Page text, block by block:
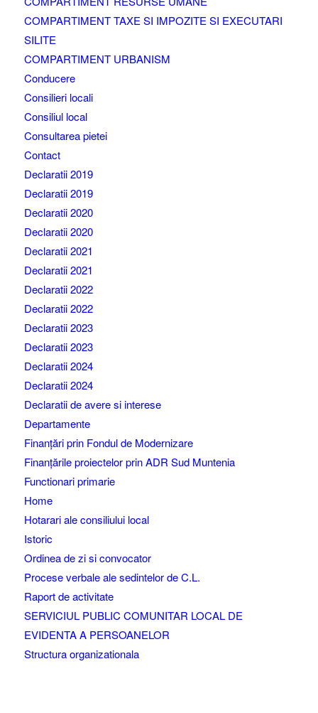
COMPARTIMENT TAXE SI IMPOZITE SI EXECUTARI
SILITE
COMPARTIMENT URBANISM
Conducere
Consilieri locali
Consiliul local
Consultarea pietei
Contact
Declaratii 2019
Declaratii 2019
Declaratii 2020
Declaratii 2020
Declaratii 2021
Declaratii 2021
Declaratii 2022
Declaratii 2022
Declaratii 2023
Declaratii 2023
Declaratii 2024
Declaratii 2024
Declaratii de avere si interese
Departamente
Finanțări prin Fondul de Modernizare
Finanțările proiectelor prin ADR Sud Muntenia
Functionari primarie
Home
Hotarari ale consiliului local
Istoric
Ordinea de zi si convocator
Procese verbale ale sedintelor de C.L.
Raport de activitate
SERVICIUL PUBLIC COMUNITAR LOCAL DE
EVIDENTA A PERSOANELOR
Structura organizationala